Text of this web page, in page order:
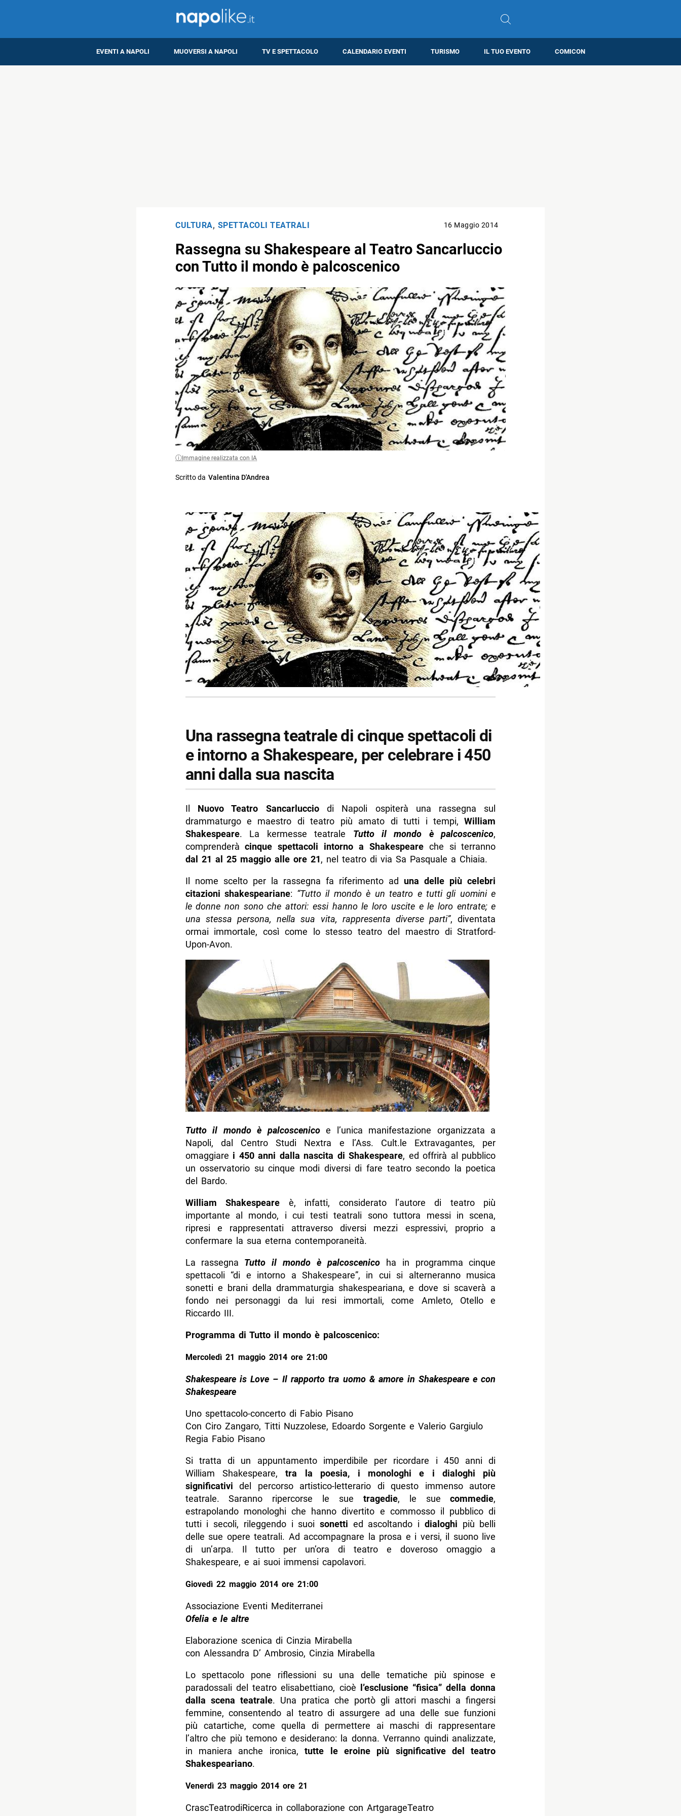
EVENTI A NAPOLI MUOVERSI A NAPOLI TV E SPETTACOLO CALENDARIO EVENTI TURISMO IL TUO EVENTO COMICON
CULTURA, SPETTACOLI TEATRALI 16 Maggio 2014
Rassegna su Shakespeare al Teatro Sancarluccio
con Tutto il mondo è palcoscenico
Immagine realizzata con IA
Scritto da Valentina D'Andrea
Una rassegna teatrale di cinque spettacoli di
e intorno a Shakespeare, per celebrare i 450
anni dalla sua nascita
Il Nuovo Teatro Sancarlucciodi Napoli ospiterà una rassegna sul
drammaturgo e maestro di teatro più amato di tutti i tempi,William
Shakespeare. La kermesse teatrale Tutto il mondo è palcoscenico,
comprenderàcinque spettacoli intorno a Shakespeareche si terranno
dal 21 al 25 maggio alle ore 21, nel teatro di via Sa Pasquale a Chiaia.
Il nome scelto per la rassegna fa riferimento ad una delle più celebri
citazioni shakespeariane: “Tutto il mondo è un teatro e tutti gli uomini e
le donne non sono che attori: essi hanno le loro uscite e le loro entrate; e
una stessa persona, nella sua vita, rappresenta diverse parti”, diventata
ormai immortale, così come lo stesso teatro del maestro di Stratford-
Upon-Avon.
Tutto il mondo è palcoscenicoe l’unica manifestazione organizzata a
Napoli, dal Centro Studi Nextra e l’Ass. Cult.le Extravagantes, per
omaggiare i 450 anni dalla nascita di Shakespeare, ed offrirà al pubblico
un osservatorio su cinque modi diversi di fare teatro secondo la poetica
del Bardo.
William Shakespeare è, infatti, considerato l’autore di teatro più
importante al mondo, i cui testi teatrali sono tuttora messi in scena,
ripresi e rappresentati attraverso diversi mezzi espressivi, proprio a
confermare la sua eterna contemporaneità.
La rassegna Tutto il mondo è palcoscenico
ha in programma cinque
spettacoli “di e intorno a Shakespeare”, in cui si alterneranno musica
sonetti e brani della drammaturgia shakespeariana, e dove si scaverà a
fondo nei personaggi da lui resi immortali, come Amleto, Otello e
Riccardo III.
Programma di Tutto il mondo è palcoscenico:
Mercoledì 21 maggio 2014 ore 21:00
Shakespeare is Love – Il rapporto tra uomo & amore in Shakespeare e con
Shakespeare
Uno spettacolo-concerto di Fabio Pisano
Con Ciro Zangaro, Titti Nuzzolese, Edoardo Sorgente e Valerio Gargiulo
Regia Fabio Pisano
Si tratta di un appuntamento imperdibile per ricordare i 450 anni di
William Shakespeare,tra la poesia, i monologhi e i dialoghi più
significativi del percorso artistico-letterario di questo immenso autore
teatrale. Saranno ripercorse le sue tragedie, le suecommedie,
estrapolando monologhi che hanno divertito e commosso il pubblico di
tutti i secoli, rileggendo i suoi sonetti ed ascoltando i dialoghi più belli
delle sue opere teatrali. Ad accompagnare la prosa e i versi, il suono live
di un’arpa. Il tutto per un’ora di teatro e doveroso omaggio a
Shakespeare, e ai suoi immensi capolavori.
Giovedì 22 maggio 2014 ore 21:00
Associazione Eventi Mediterranei
Ofelia e le altre
Elaborazione scenica di Cinzia Mirabella
con Alessandra D’ Ambrosio, Cinzia Mirabella
Lo spettacolo pone riflessioni su una delle tematiche più spinose e
paradossali del teatro elisabettiano, cioè
l’esclusione “fisica” della donna
dalla scena teatrale. Una pratica che portò gli attori maschi a fingersi
femmine, consentendo al teatro di assurgere ad una delle sue funzioni
più catartiche, come quella di permettere ai maschi di rappresentare
l’altro che più temono e desiderano: la donna. Verranno quindi analizzate,
in maniera anche ironica, tutte le eroine più significative del teatro
Shakespeariano.
Venerdì 23 maggio 2014 ore 21
CrascTeatrodiRicerca in collaborazione con ArtgarageTeatro